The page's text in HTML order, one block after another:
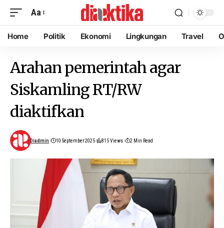
Aa
Home Politik Ekonomi Lingkungan Travel
Arahan pemerintah agar
Siskamling RT/RW
diaktifkan
Diadmin 10 September 2025 815 Views 2 Min Read